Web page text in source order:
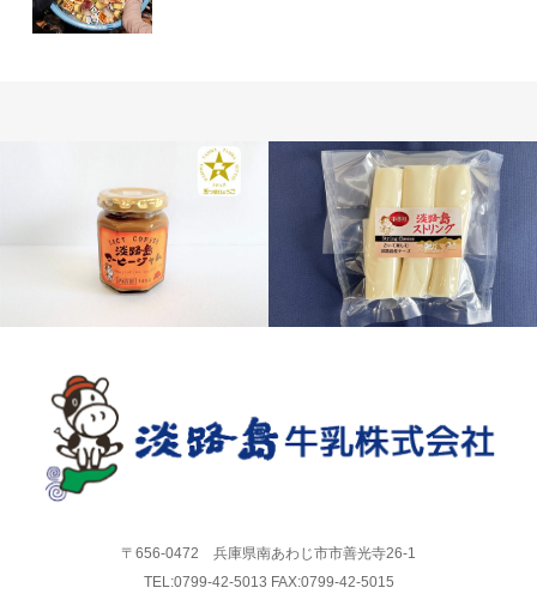
チーズ
〒656-0472 兵庫県南あわじ市市善光寺26-1
TEL:0799-42-5013 FAX:0799-42-5015